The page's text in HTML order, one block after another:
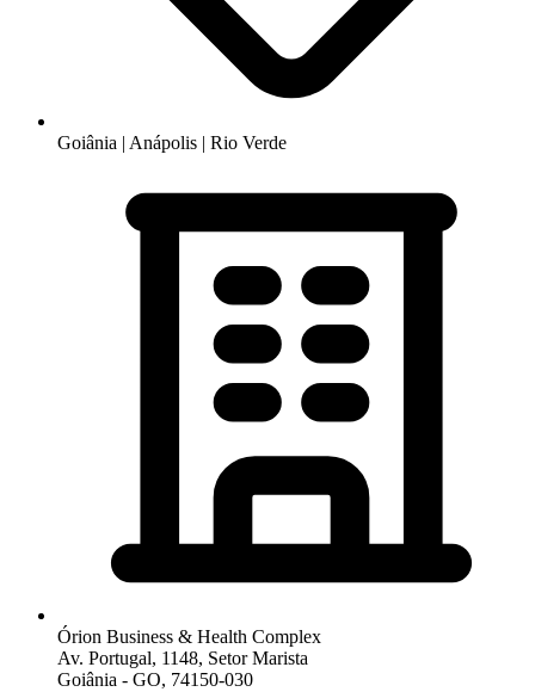
Goiânia | Anápolis | Rio Verde
Órion Business & Health Complex
Av. Portugal, 1148, Setor Marista
Goiânia - GO, 74150-030